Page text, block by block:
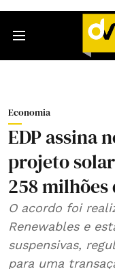
Economia
EDP assina
projeto
258 milhões
O acordo foi
Renewables e
suspensivas,
para uma